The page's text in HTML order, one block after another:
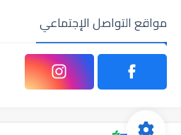
مواقع التواصل الإجتماعي